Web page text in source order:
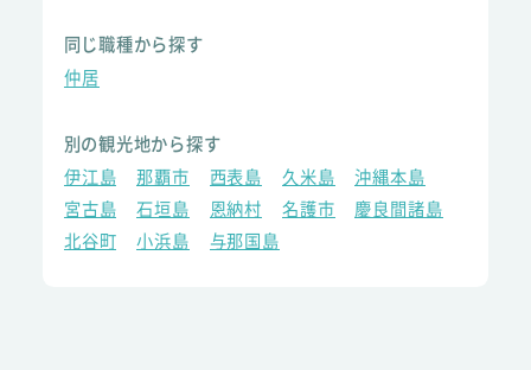
同じ職種から探す
仲居
別の観光地から探す
伊江島
那覇市 西表島 久米島
沖縄本島
宮古島
石垣島 恩納村 名護市
慶良間諸島
北谷町
小浜島 与那国島